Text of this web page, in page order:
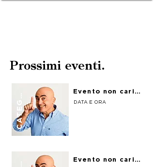
Prossimi eventi.
CATEGORIA Evento non caricato
DATA E ORA
Evento non caricato